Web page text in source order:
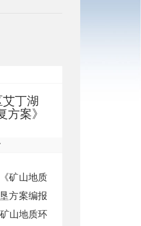
丁湖
案》
矿山地质
方案编报
山地质环